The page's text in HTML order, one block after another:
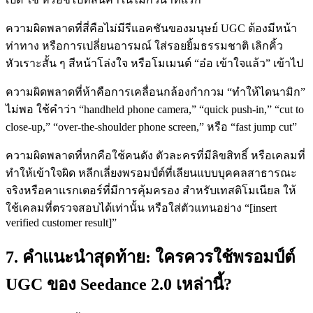
ความผิดพลาดที่สี่คือไม่มีรีแอคชันของมนุษย์ UGC ต้องมีหน้า
ท่าทาง หรือการเปลี่ยนอารมณ์ ใส่รอยยิ้มธรรมชาติ เลิกคิ้ว
หัวเราะสั้น ๆ สีหน้าโล่งใจ หรือโมเมนต์ “อ๋อ เข้าใจแล้ว” เข้าไป
ความผิดพลาดที่ห้าคือการเคลื่อนกล้องกำกวม “ทำให้ไดนามิก”
ไม่พอ ใช้คำว่า “handheld phone camera,” “quick push-in,” “cut to
close-up,” “over-the-shoulder phone screen,” หรือ “fast jump cut”
ความผิดพลาดที่หกคือใช้คนดัง ตัวละครที่มีลิขสิทธิ์ หรือเคลมที่
ทำให้เข้าใจผิด หลีกเลี่ยงพรอมป์ต์ที่เลียนแบบบุคคลสาธารณะ
จริงหรือคาแรกเตอร์ที่มีการคุ้มครอง สำหรับเทสติโมเนียล ให้
ใช้เคลมที่ตรวจสอบได้เท่านั้น หรือใส่ตัวแทนอย่าง “[insert
verified customer result]”
7. คำแนะนำสุดท้าย: ใครควรใช้พรอมป์ต์
UGC ของ Seedance 2.0 เหล่านี้?